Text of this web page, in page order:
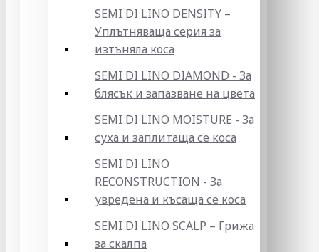
SEMI DI LINO DENSITY –
Уплътняваща серия за
изтъняла коса
SEMI DI LINO DIAMOND - За
блясък и запазване на цвета
SEMI DI LINO MOISTURE - За
суха и заплитаща се коса
SEMI DI LINO
RECONSTRUCTION - За
увредена и късаща се коса
SEMI DI LINO SCALP – Грижа
за скалпа